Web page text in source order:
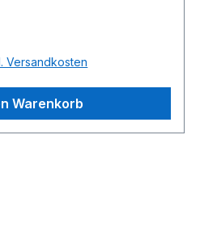
Versandkosten
Warenkorb